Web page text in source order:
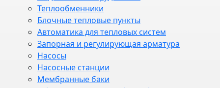
Теплообменники
Блочные тепловые пункты
Автоматика для тепловых систем
Запорная и регулирующая арматура
Насосы
Насосные станции
Мембранные баки